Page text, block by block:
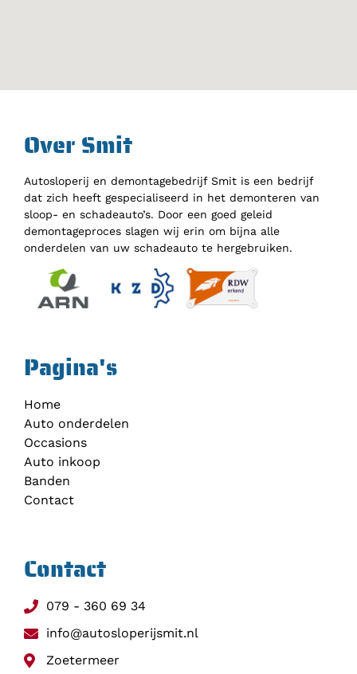
Over Smit
Autosloperij en demontagebedrijf Smit is een bedrijf
dat zich heeft gespecialiseerd in het demonteren van
sloop- en schadeauto’s. Door een goed geleid
demontageproces slagen wij erin om bijna alle
onderdelen van uw schadeauto te hergebruiken.
Pagina's
Home
Auto onderdelen
Occasions
Auto inkoop
Banden
Contact
Contact
079 - 360 69 34
info@autosloperijsmit.nl
Zoetermeer